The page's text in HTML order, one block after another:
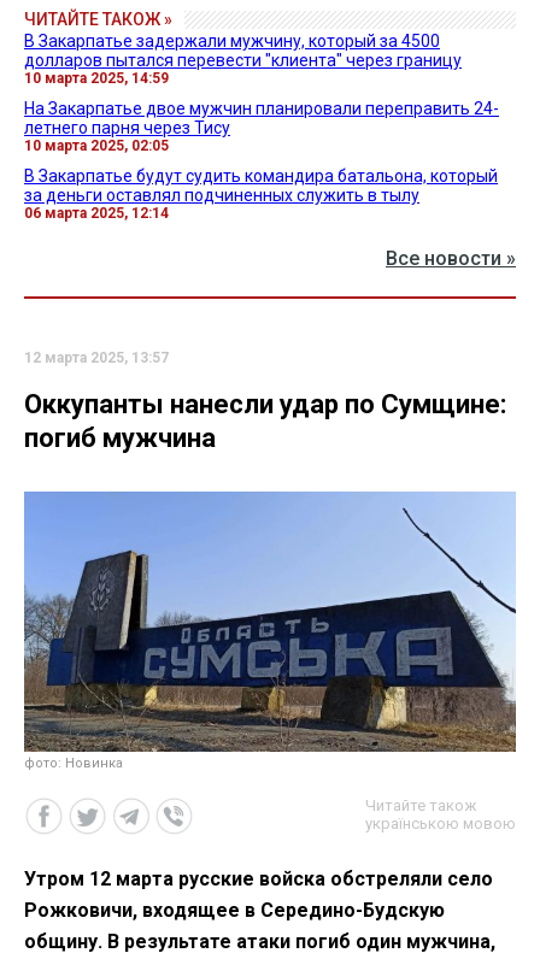
ЧИТАЙТЕ ТАКОЖ »
В Закарпатье задержали мужчину, который за 4500
долларов пытался перевести "клиента" через границу
10 марта 2025, 14:59
На Закарпатье двое мужчин планировали переправить 24-
летнего парня через Тису
10 марта 2025, 02:05
В Закарпатье будут судить командира батальона, который
за деньги оставлял подчиненных служить в тылу
06 марта 2025, 12:14
Все новости »
12 марта 2025, 13:57
Оккупанты нанесли удар по Сумщине:
погиб мужчина
фото: Новинка
Читайте також
українською мовою
Утром 12 марта русские войска обстреляли село
Рожковичи, входящее в Середино-Будскую
общину. В результате атаки погиб один мужчина,